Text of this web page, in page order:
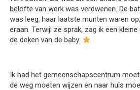
belofte van werk was verdwenen. De
was leeg, haar laatste munten waren
eraan. Terwijl ze sprak, zag ik een
de deken van de baby.
Ik had het gemeenschapscentrum
de weg moeten wijzen en naar huis